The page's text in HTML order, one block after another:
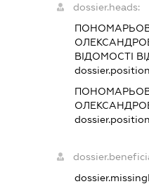
dossier.heads:
ВІДОМОСТІ